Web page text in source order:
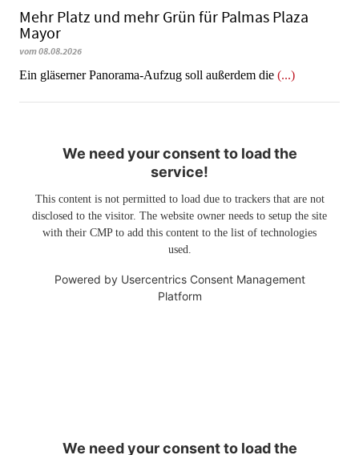
Mehr Platz und mehr Grün für Palmas Plaza
Mayor
vom 08.08.2026
Ein gläserner Panorama-Aufzug soll außerdem die (...)
We need your consent to load the
service!
This content is not permitted to load due to trackers that are not
disclosed to the visitor. The website owner needs to setup the site
with their CMP to add this content to the list of technologies
used.
Powered by Usercentrics Consent Management
Platform
We need your consent to load the